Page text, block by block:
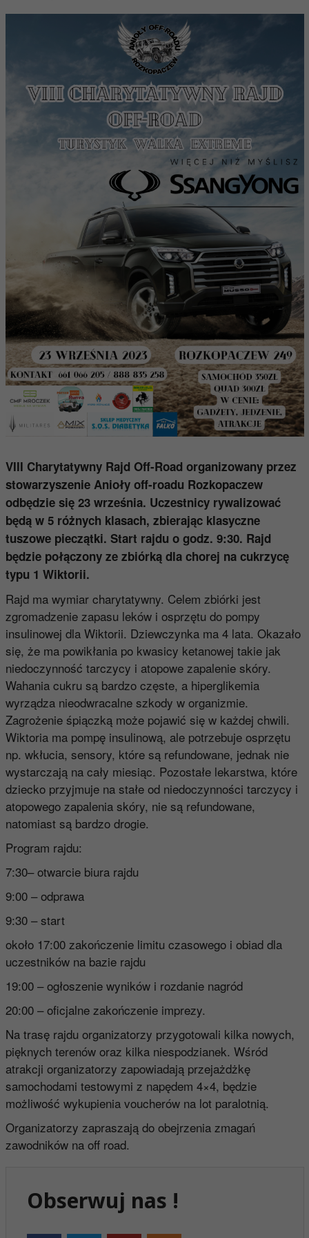
VIII Charytatywny Rajd Off-Road organizowany przez
stowarzyszenie Anioły off-roadu Rozkopaczew
odbędzie się 23 września. Uczestnicy rywalizować
będą w 5 różnych klasach, zbierając klasyczne
tuszowe pieczątki. Start rajdu o godz. 9:30. Rajd
będzie połączony ze zbiórką dla chorej na cukrzycę
typu 1 Wiktorii.
Rajd ma wymiar charytatywny. Celem zbiórki jest
zgromadzenie zapasu leków i osprzętu do pompy
insulinowej dla Wiktorii. Dziewczynka ma 4 lata. Okazało
się, że ma powikłania po kwasicy ketanowej takie jak
niedoczynność tarczycy i atopowe zapalenie skóry.
Wahania cukru są bardzo częste, a hiperglikemia
wyrządza nieodwracalne szkody w organizmie.
Zagrożenie śpiączką może pojawić się w każdej chwili.
Wiktoria ma pompę insulinową, ale potrzebuje osprzętu
np. wkłucia, sensory, które są refundowane, jednak nie
wystarczają na cały miesiąc. Pozostałe lekarstwa, które
dziecko przyjmuje na stałe od niedoczynności tarczycy i
atopowego zapalenia skóry, nie są refundowane,
natomiast są bardzo drogie.
Program rajdu:
7:30– otwarcie biura rajdu
9:00 – odprawa
9:30 – start
około 17:00 zakończenie limitu czasowego i obiad dla
uczestników na bazie rajdu
19:00 – ogłoszenie wyników i rozdanie nagród
20:00 – oficjalne zakończenie imprezy.
Na trasę rajdu organizatorzy przygotowali kilka nowych,
pięknych terenów oraz kilka niespodzianek. Wśród
atrakcji organizatorzy zapowiadają przejażdżkę
samochodami testowymi z napędem 4×4, będzie
możliwość wykupienia voucherów na lot paralotnią.
Organizatorzy zapraszają do obejrzenia zmagań
zawodników na off road.
Obserwuj nas !